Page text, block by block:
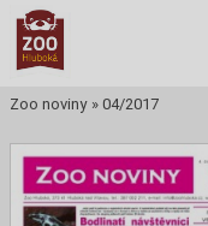
Zoo noviny » 04/2017